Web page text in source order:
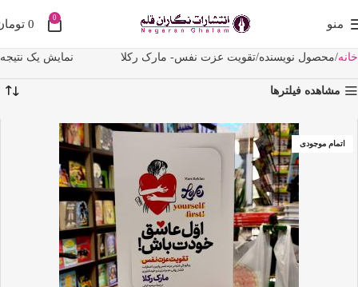
منو 0
0
خانه محصول نویسنده تقویت عزت نفس- مارک رکلا نمایش یک نتیجه
مشاهده فیلترها
اتمام موجودی